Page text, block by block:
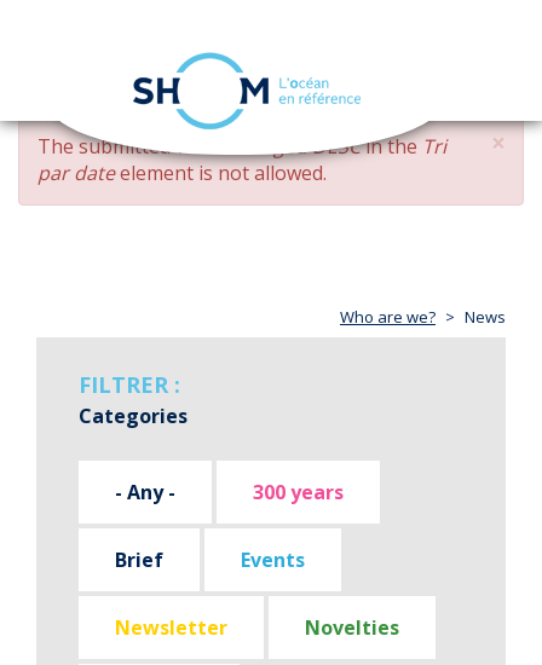
Skip
main
content
navigation
×
ERROR
MESSAGE
The submitted value changed DESCin the Tri
par dateelement is not allowed.
Who are we? News
FILTRER :
Categories
- Any - 300 years
Brief Events
Newsletter Novelties